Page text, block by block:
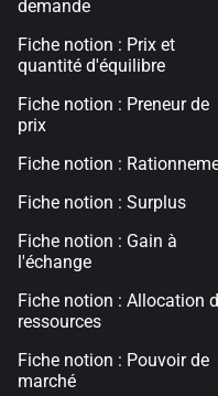
demande
Fiche notion : Prix et
quantité d'équilibre
Fiche notion : Preneur de
prix
Fiche notion :
Fiche notion : Surplus
Fiche notion : Gain à
l'échange
Fiche notion : Allocation
ressources
Fiche notion : Pouvoir de
marché